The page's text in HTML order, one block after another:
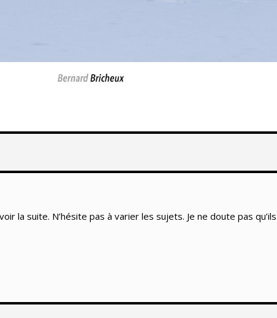
la suite. N’hésite pas à varier les sujets. Je ne doute pas